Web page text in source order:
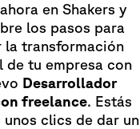
en Shakers y
los pasos para
la transformación
de tu empresa con
Desarrollador
freelance. Estás
unos clics de dar un